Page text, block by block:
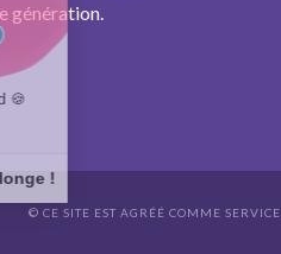
génération.
© CE SITE EST AGRÉÉ COMME
accord 🍪
Allez, on plonge !
Personnalisez vos Options